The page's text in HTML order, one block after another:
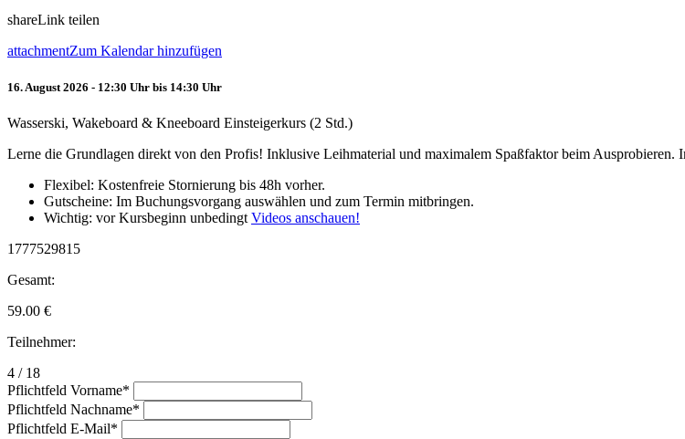
shareLink teilen
attachmentZum Kalendar hinzufügen
16. August 2026 - 12:30 Uhr bis 14:30 Uhr
Wasserski, Wakeboard & Kneeboard Einsteigerkurs (2 Std.)
Lerne die Grundlagen direkt von den Profis! Inklusive Leihmaterial und maximalem Spaßfaktor beim Ausprobieren.
Flexibel: Kostenfreie Stornierung bis 48h vorher.
Gutscheine: Im Buchungsvorgang auswählen und zum Termin mitbringen.
Wichtig: vor Kursbeginn unbedingt Videos anschauen!
1777529815
Gesamt:
59.00 €
Teilnehmer:
4 / 18
Pflichtfeld Vorname*
Pflichtfeld Nachname*
Pflichtfeld E-Mail*